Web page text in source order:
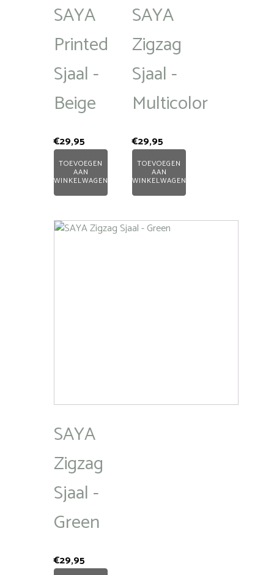
SAYA
Printed
Sjaal -
Beige
€29,95
TOEVOEGEN
AAN
WINKELWAGEN
SAYA
Zigzag
Sjaal -
Multicolor
€29,95
TOEVOEGEN
AAN
WINKELWAGEN
SAYA
Zigzag
Sjaal -
Green
€29,95